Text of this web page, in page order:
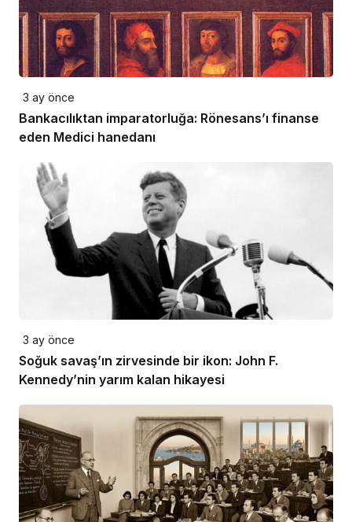
3 ay önce
Bankacılıktan imparatorluğa: Rönesans’ı finanse
eden Medici hanedanı
3 ay önce
Soğuk savaş’ın zirvesinde bir ikon: John F.
Kennedy’nin yarım kalan hikayesi